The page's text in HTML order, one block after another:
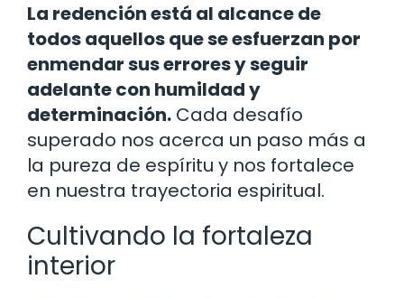
La redención está al alcance de
todos aquellos que se esfuerzan por
enmendar sus errores y seguir
adelante con humildad y
determinación. Cada desafío
superado nos acerca un paso más a
la pureza de espíritu y nos fortalece
en nuestra trayectoria espiritual.
Cultivando la fortaleza
interior